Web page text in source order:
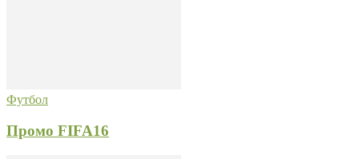
Футбол
Промо FIFA16